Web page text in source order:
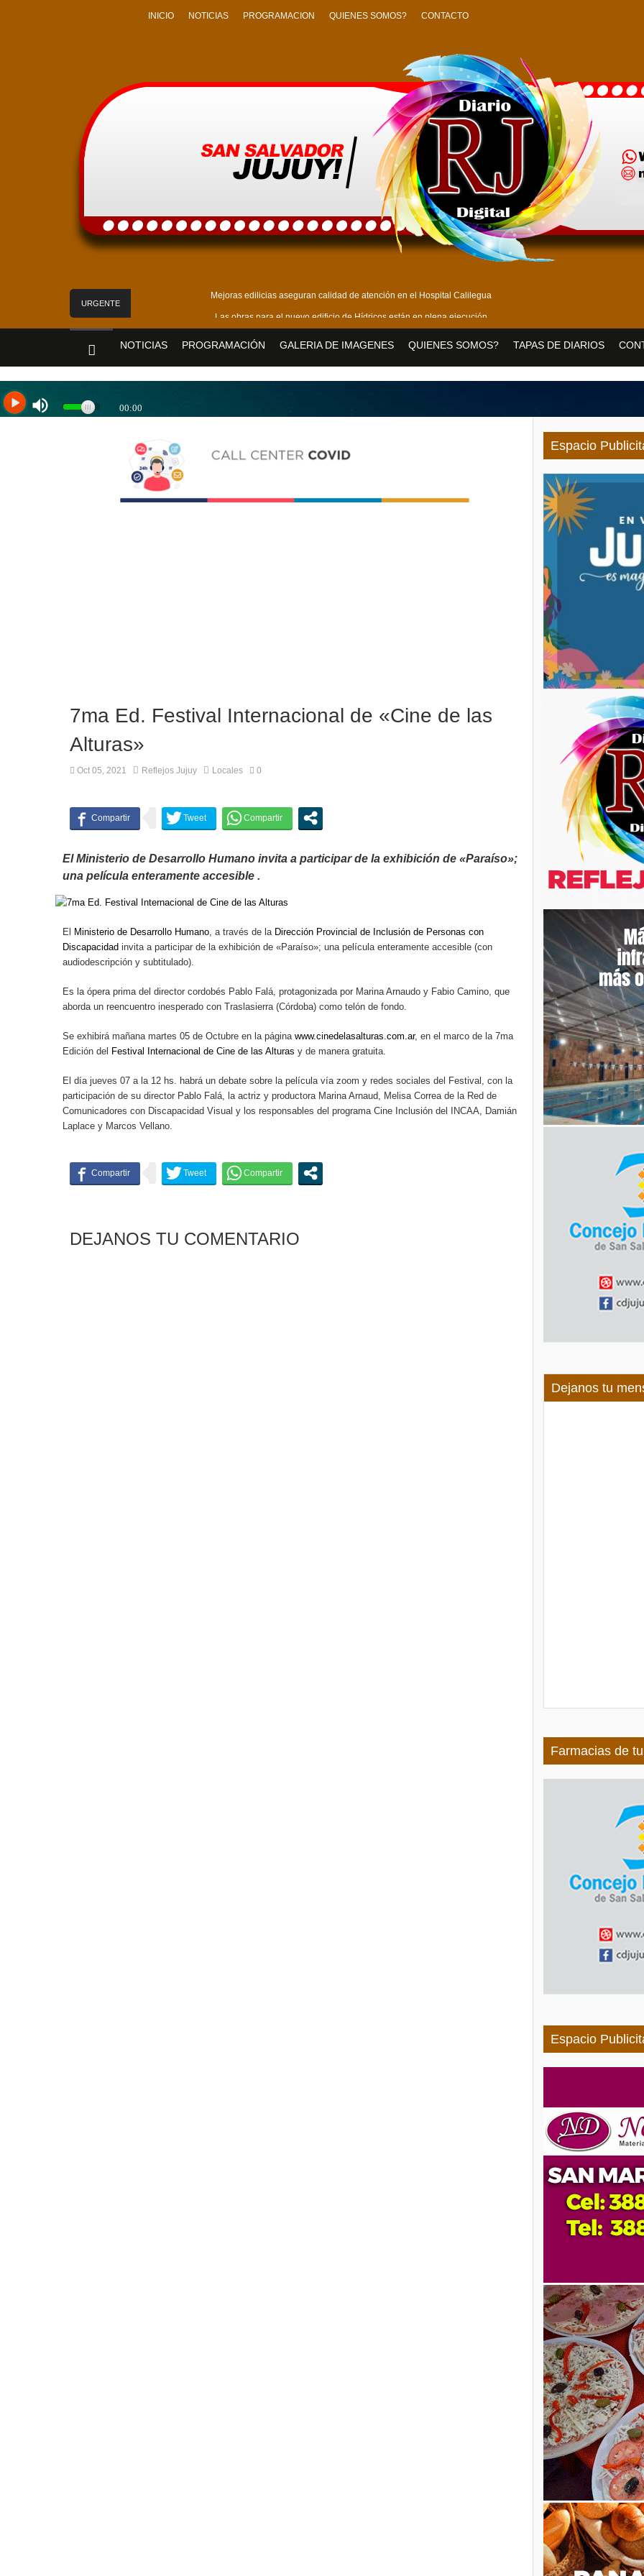
INICIO NOTICIAS PROGRAMACION QUIENES SOMOS? CONTACTO
URGENTE
Mejoras edilicias aseguran calidad de atención en el Hospital Calilegua
Las obras para el nuevo edificio de Hídricos están en plena ejecución
«Jujuy sin barreras» se despliega en Alto Comedero con servicios de Salud para personas con discapacidad
Yoga y arte: el Cabildo ofrece una jornada gratuita para las vacaciones de invierno
NOTICIAS PROGRAMACIÓN GALERIA DE IMAGENES QUIENES SOMOS? TAPAS DE DIARIOS
7ma Ed. Festival Internacional de «Cine de las
Alturas»
Oct 05, 2021 Reflejos Jujuy Locales 0
El Ministerio de Desarrollo Humano invita a participar de la exhibición de «Paraíso»;
una película enteramente accesible .
El Ministerio de Desarrollo Humano, a través de la Dirección Provincial de Inclusión de Personas con
Discapacidad invita a participar de la exhibición de «Paraíso»; una película enteramente accesible (con
audiodescripción y subtitulado).
Es la ópera prima del director cordobés Pablo Falá, protagonizada por Marina Arnaudo y Fabio Camino, que
aborda un reencuentro inesperado con Traslasierra (Córdoba) como telón de fondo.
Se exhibirá mañana martes 05 de Octubre en la página www.cinedelasalturas.com.ar, en el marco de la 7ma
Edición del Festival Internacional de Cine de las Alturas y de manera gratuita.
El día jueves 07 a la 12 hs. habrá un debate sobre la película vía zoom y redes sociales del Festival, con la
participación de su director Pablo Falá, la actriz y productora Marina Arnaud, Melisa Correa de la Red de
Comunicadores con Discapacidad Visual y los responsables del programa Cine Inclusión del INCAA, Damián
Laplace y Marcos Vellano.
DEJANOS TU COMENTARIO
Espacio
Dejanos tu
Farmacias de
Espacio